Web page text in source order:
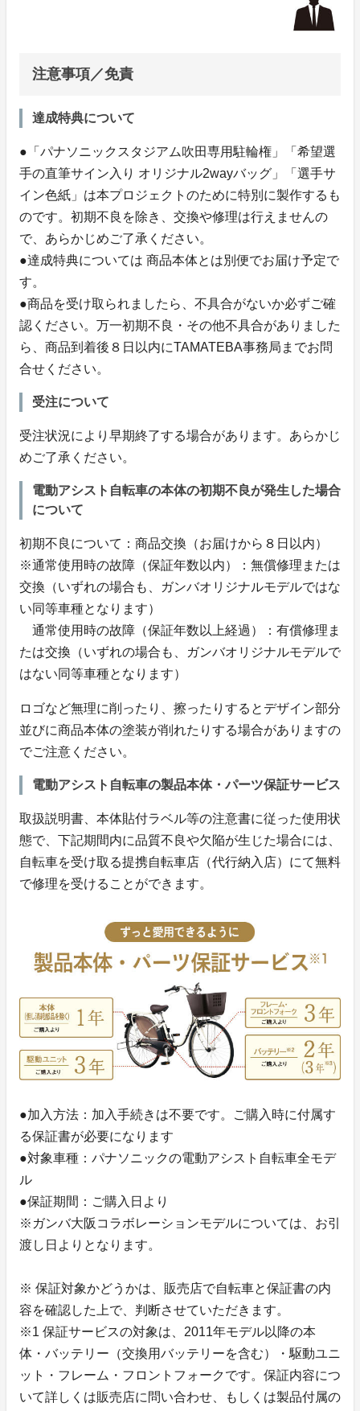
注意事項／免責
達成特典について
●「パナソニックスタジアム吹田専用駐輪権」「希望選
手の直筆サイン入り オリジナル2wayバッグ」「選手サ
イン色紙」は本プロジェクトのために特別に製作するも
のです。初期不良を除き、交換や修理は行えませんの
で、あらかじめご了承ください。
●達成特典については 商品本体とは別便でお届け予定で
す。
●商品を受け取られましたら、不具合がないか必ずご確
認ください。万一初期不良・その他不具合がありました
ら、商品到着後８日以内にTAMATEBA事務局までお問
合せください。
受注について
受注状況により早期終了する場合があります。あらかじ
めご了承ください。
電動アシスト自転車の本体の初期不良が発生した場合
について
初期不良について：商品交換（お届けから８日以内）
※通常使用時の故障（保証年数以内）：無償修理または
交換（いずれの場合も、ガンバオリジナルモデルではな
い同等車種となります）
通常使用時の故障（保証年数以上経過）：有償修理ま
たは交換（いずれの場合も、ガンバオリジナルモデルで
はない同等車種となります）
ロゴなど無理に削ったり、擦ったりするとデザイン部分
並びに商品本体の塗装が削れたりする場合がありますの
でご注意ください。
電動アシスト自転車の製品本体・パーツ保証サービス
取扱説明書、本体貼付ラベル等の注意書に従った使用状
態で、下記期間内に品質不良や欠陥が生じた場合には、
自転車を受け取る提携自転車店（代行納入店）にて無料
で修理を受けることができます。
●加入方法：加入手続きは不要です。ご購入時に付属す
る保証書が必要になります
●対象車種：パナソニックの電動アシスト自転車全モデ
ル
●保証期間：ご購入日より
※ガンバ大阪コラボレーションモデルについては、お引
渡し日よりとなります。
※ 保証対象かどうかは、販売店で自転車と保証書の内
容を確認した上で、判断させていただきます。
※1 保証サービスの対象は、2011年モデル以降の本
体・バッテリー（交換用バッテリーを含む）・駆動ユニ
ット・フレーム・フロントフォークです。保証内容につ
いて詳しくは販売店に問い合わせ、もしくは製品付属の